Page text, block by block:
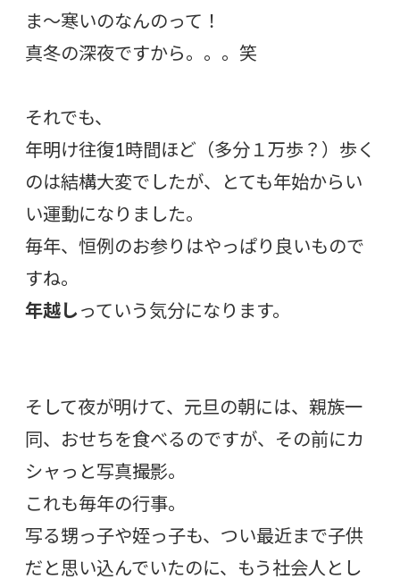
ま〜寒いのなんのって！
真冬の深夜ですから。。。笑
それでも、
年明け往復1時間ほど（多分１万歩？）歩く
のは結構大変でしたが、とても年始からい
い運動になりました。
毎年、恒例のお参りはやっぱり良いもので
すね。
年越しっていう気分になります。
そして夜が明けて、元旦の朝には、親族一
同、おせちを食べるのですが、その前にカ
シャっと写真撮影。
これも毎年の行事。
写る甥っ子や姪っ子も、つい最近まで子供
だと思い込んでいたのに、もう社会人とし